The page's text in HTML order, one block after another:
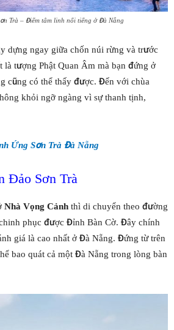
Trà – Điểm tâm linh nổi tiếng ở Đà Nẵng
dựng ngay giữa chốn núi rừng và trước
là tượng Phật Quan Âm mà bạn đứng ở
cũng có thể thấy được. Đến với chùa
khỏi ngỡ ngàng vì sự thanh tịnh,
Ứng Sơn Trà Đà Nẵng
Đảo Sơn Trà
Nhà Vọng Cảnh thì di chuyển theo đường
phục được Đỉnh Bàn Cờ. Đây chính
giá là cao nhất ở Đà Nẵng. Đứng từ trên
bao quát cả một Đà Nẵng trong lòng bàn